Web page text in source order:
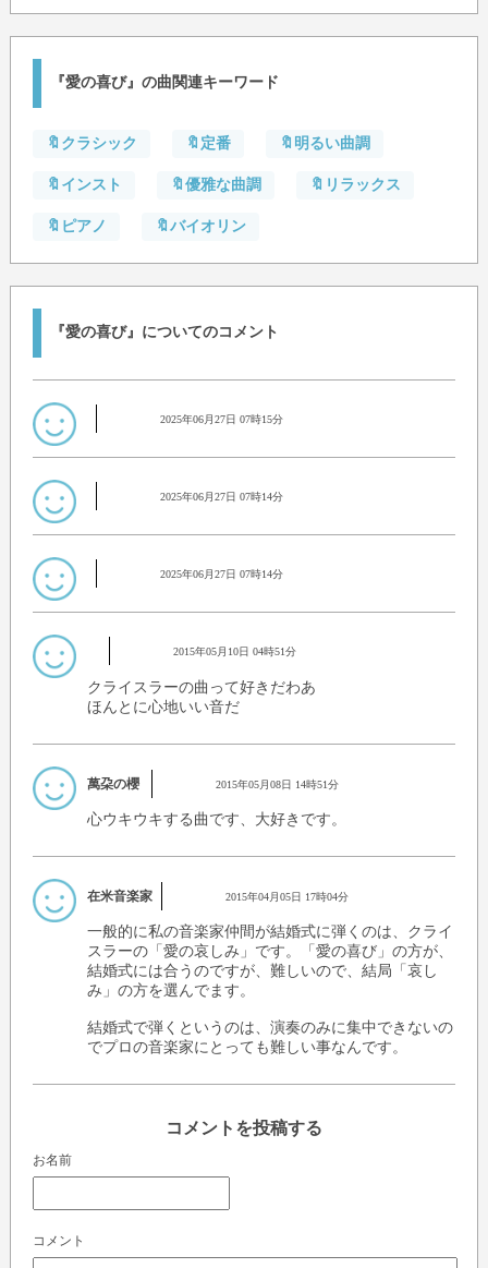
『愛の喜び』の曲関連キーワード
🔖クラシック 🔖定番 🔖明るい曲調
🔖インスト 🔖優雅な曲調 🔖リラックス
🔖ピアノ 🔖バイオリン
『愛の喜び』についてのコメント
2025年06月27日 07時15分
2025年06月27日 07時14分
2025年06月27日 07時14分
2015年05月10日 04時51分
クライスラーの曲って好きだわあ
ほんとに心地いい音だ
萬朶の櫻 2015年05月08日 14時51分
心ウキウキする曲です、大好きです。
在米音楽家 2015年04月05日 17時04分
一般的に私の音楽家仲間が結婚式に弾くのは、クライ
スラーの「愛の哀しみ」です。「愛の喜び」の方が、
結婚式には合うのですが、難しいので、結局「哀し
み」の方を選んでます。
結婚式で弾くというのは、演奏のみに集中できないの
でプロの音楽家にとっても難しい事なんです。
コメントを投稿する
お名前
コメント